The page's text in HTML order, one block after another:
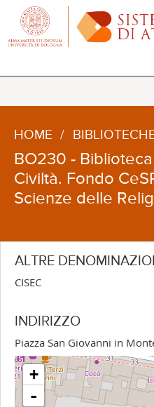
HOME /
BO230 -
Civiltà. Fondo
Scienze delle
ALTRE
CISEC
INDIRIZZO
Piazza San Giovanni in
+
-